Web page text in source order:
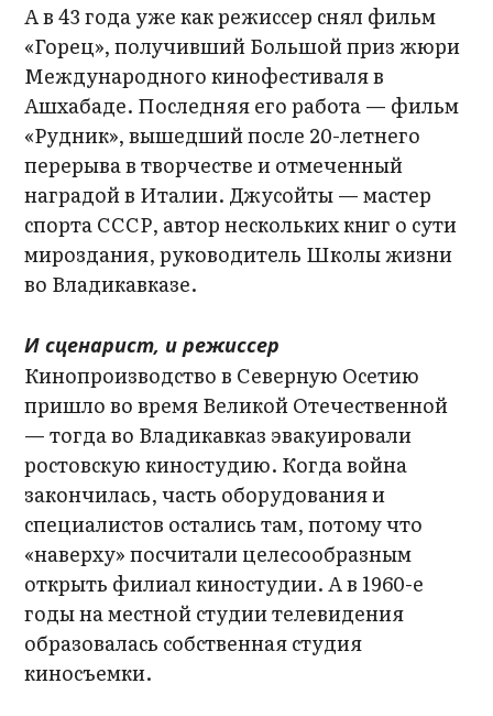
А в 43 года уже как режиссер снял фильм
«Горец», получивший Большой приз жюри
Международного кинофестиваля в
Ашхабаде. Последняя его работа — фильм
«Рудник», вышедший после 20-летнего
перерыва в творчестве и отмеченный
наградой в Италии. Джусойты — мастер
спорта СССР, автор нескольких книг о сути
мироздания, руководитель Школы жизни
во Владикавказе.
И сценарист, и режиссер
Кинопроизводство в Северную Осетию
пришло во время Великой Отечественной
— тогда во Владикавказ эвакуировали
ростовскую киностудию. Когда война
закончилась, часть оборудования и
специалистов остались там, потому что
«наверху» посчитали целесообразным
открыть филиал киностудии. А в 1960-е
годы на местной студии телевидения
образовалась собственная студия
киносъемки.